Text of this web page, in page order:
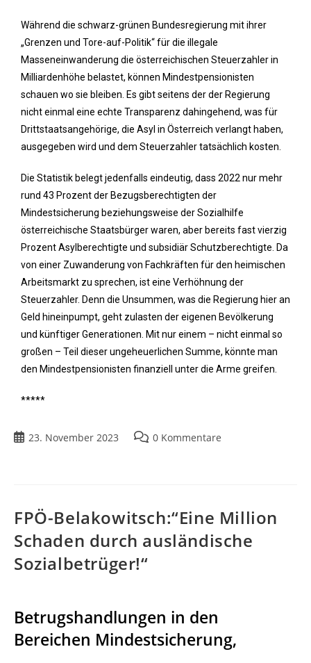
Während die schwarz-grünen Bundesregierung mit ihrer
„Grenzen und Tore-auf-Politik“ für die illegale
Masseneinwanderung die österreichischen Steuerzahler in
Milliardenhöhe belastet, können Mindestpensionisten
schauen wo sie bleiben. Es gibt seitens der der Regierung
nicht einmal eine echte Transparenz dahingehend, was für
Drittstaatsangehörige, die Asyl in Österreich verlangt haben,
ausgegeben wird und dem Steuerzahler tatsächlich kosten.
Die Statistik belegt jedenfalls eindeutig, dass 2022 nur mehr
rund 43 Prozent der Bezugsberechtigten der
Mindestsicherung beziehungsweise der Sozialhilfe
österreichische Staatsbürger waren, aber bereits fast vierzig
Prozent Asylberechtigte und subsidiär Schutzberechtigte. Da
von einer Zuwanderung von Fachkräften für den heimischen
Arbeitsmarkt zu sprechen, ist eine Verhöhnung der
Steuerzahler. Denn die Unsummen, was die Regierung hier an
Geld hineinpumpt, geht zulasten der eigenen Bevölkerung
und künftiger Generationen. Mit nur einem – nicht einmal so
großen – Teil dieser ungeheuerlichen Summe, könnte man
den Mindestpensionisten finanziell unter die Arme greifen.
*****
23. November 2023 0 Kommentare
FPÖ-Belakowitsch:“Eine Million
Schaden durch ausländische
Sozialbetrüger!“
Betrugshandlungen in den
Bereichen Mindestsicherung,